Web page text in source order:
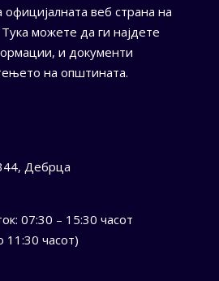
веб страна на
можете да ги најдете
и документи
на општината.
Дебрца
07:30 – 15:30 часот
часот)